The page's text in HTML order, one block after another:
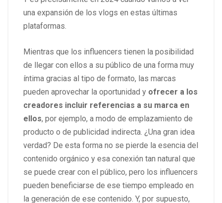
una expansión de los vlogs en estas últimas
plataformas.
Mientras que los influencers tienen la posibilidad
de llegar con ellos a su público de una forma muy
íntima gracias al tipo de formato, las marcas
pueden aprovechar la oportunidad y ofrecer a los
creadores incluir referencias a su marca en
ellos, por ejemplo, a modo de emplazamiento de
producto o de publicidad indirecta. ¿Una gran idea
verdad? De esta forma no se pierde la esencia del
contenido orgánico y esa conexión tan natural que
se puede crear con el público, pero los influencers
pueden beneficiarse de ese tiempo empleado en
la generación de ese contenido. Y, por supuesto,